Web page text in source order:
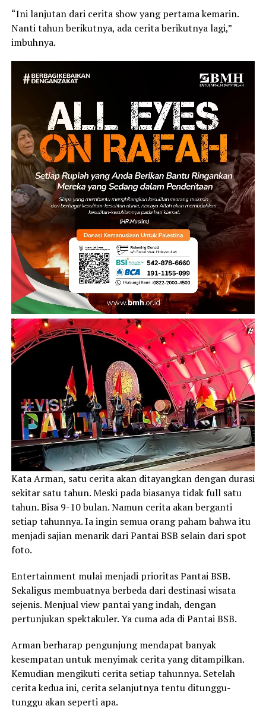
“Ini lanjutan dari cerita show yang pertama kemarin.
Nanti tahun berikutnya, ada cerita berikutnya lagi,”
imbuhnya.
Kata Arman, satu cerita akan ditayangkan dengan durasi
sekitar satu tahun. Meski pada biasanya tidak full satu
tahun. Bisa 9-10 bulan. Namun cerita akan berganti
setiap tahunnya. Ia ingin semua orang paham bahwa itu
menjadi sajian menarik dari Pantai BSB selain dari spot
foto.
Entertainment mulai menjadi prioritas Pantai BSB.
Sekaligus membuatnya berbeda dari destinasi wisata
sejenis. Menjual view pantai yang indah, dengan
pertunjukan spektakuler. Ya cuma ada di Pantai BSB.
Arman berharap pengunjung mendapat banyak
kesempatan untuk menyimak cerita yang ditampilkan.
Kemudian mengikuti cerita setiap tahunnya. Setelah
cerita kedua ini, cerita selanjutnya tentu ditunggu-
tunggu akan seperti apa.